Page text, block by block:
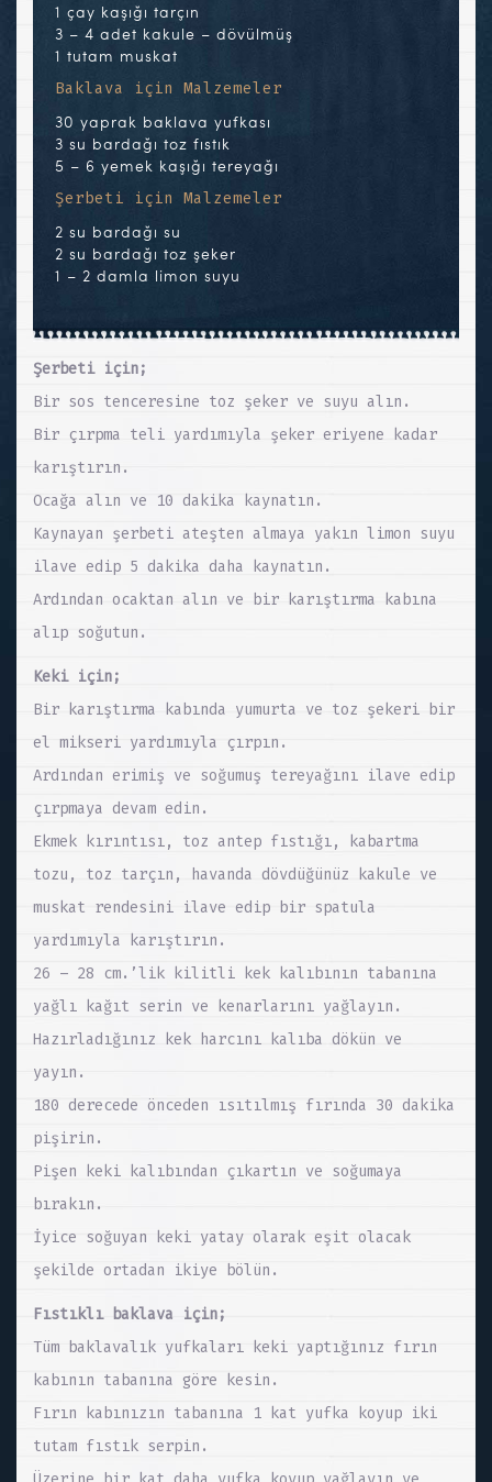
1 çay kaşığı tarçın
3 – 4 adet kakule – dövülmüş
1 tutam muskat
Baklava için Malzemeler
30 yaprak baklava yufkası
3 su bardağı toz fıstık
5 – 6 yemek kaşığı tereyağı
Şerbeti için Malzemeler
2 su bardağı su
2 su bardağı toz şeker
1 – 2 damla limon suyu
Şerbeti için;
Bir sos tenceresine toz şeker ve suyu alın.
Bir çırpma teli yardımıyla şeker eriyene kadar
karıştırın.
Ocağa alın ve 10 dakika kaynatın.
Kaynayan şerbeti ateşten almaya yakın limon suyu
ilave edip 5 dakika daha kaynatın.
Ardından ocaktan alın ve bir karıştırma kabına
alıp soğutun.
Keki için;
Bir karıştırma kabında yumurta ve toz şekeri bir
el mikseri yardımıyla çırpın.
Ardından erimiş ve soğumuş tereyağını ilave edip
çırpmaya devam edin.
Ekmek kırıntısı, toz antep fıstığı, kabartma
tozu, toz tarçın, havanda dövdüğünüz kakule ve
muskat rendesini ilave edip bir spatula
yardımıyla karıştırın.
26 – 28 cm.’lik kilitli kek kalıbının tabanına
yağlı kağıt serin ve kenarlarını yağlayın.
Hazırladığınız kek harcını kalıba dökün ve
yayın.
180 derecede önceden ısıtılmış fırında 30 dakika
pişirin.
Pişen keki kalıbından çıkartın ve soğumaya
bırakın.
İyice soğuyan keki yatay olarak eşit olacak
şekilde ortadan ikiye bölün.
Fıstıklı baklava için;
Tüm baklavalık yufkaları keki yaptığınız fırın
kabının tabanına göre kesin.
Fırın kabınızın tabanına 1 kat yufka koyup iki
tutam fıstık serpin.